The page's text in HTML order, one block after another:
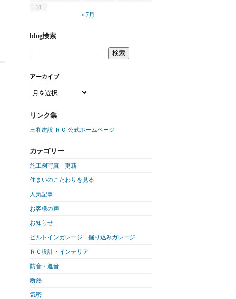
31
« 7月
blog検索
アーカイブ
リンク集
三和建設 ＲＣ 公式ホームページ
カテゴリー
施工例写真 更新
住まいのこだわりを見る
人気記事
お客様の声
お知らせ
ビルトインガレージ 掘り込みガレージ
ＲＣ設計・インテリア
防音・遮音
断熱
気密